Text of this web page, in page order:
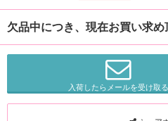
欠品中につき、現在お買い求め
入荷したらメールを受け取る